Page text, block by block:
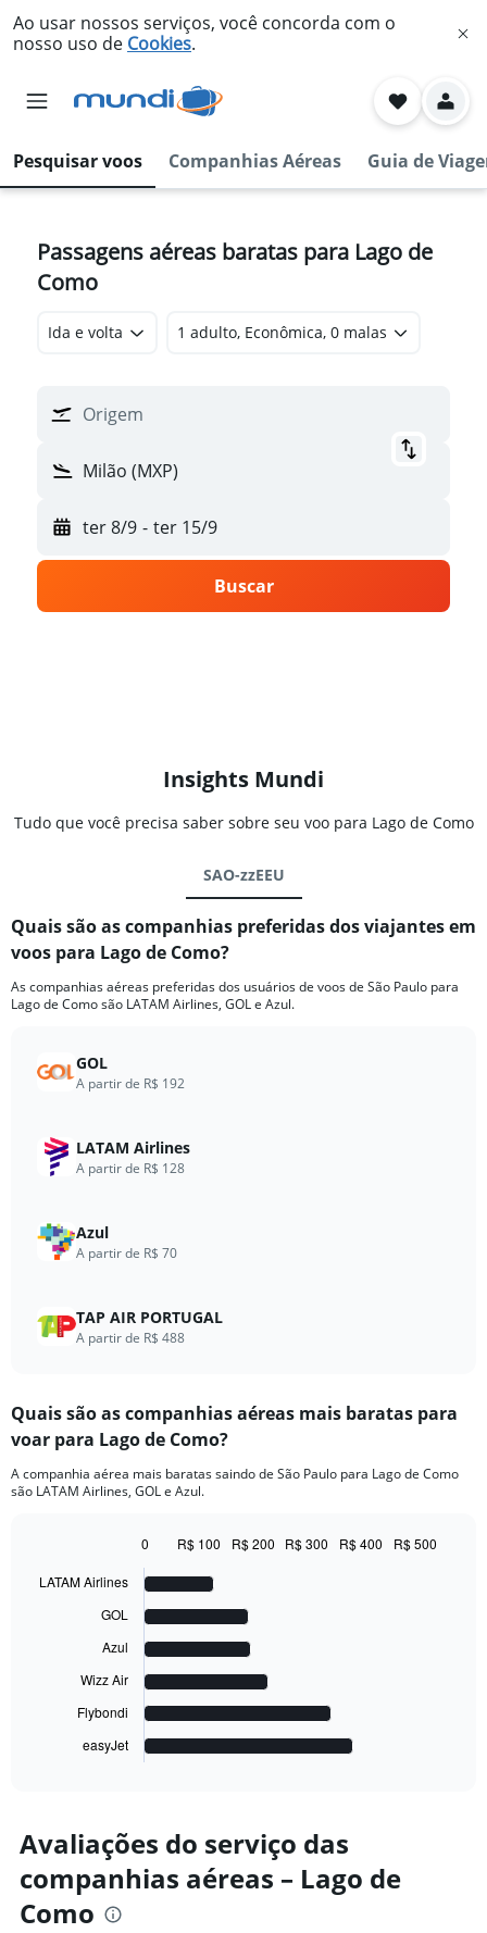
Ao usar nossos serviços, você concorda com o
nosso uso de Cookies.
Pesquisar voos Companhias Aéreas Guia de
Passagens aéreas baratas para Lago de
Como
Ida e volta 1 adulto, Econômica, 0 malas
Origem
Milão (MXP)
ter 8/9 - ter 15/9
Buscar
Insights Mundi
Tudo que você precisa saber sobre seu voo para Lago de Como
SAO-zzEEU
Quais são as companhias preferidas dos viajantes em
voos para Lago de Como?
As companhias aéreas preferidas dos usuários de voos de São Paulo para
Lago de Como são LATAM Airlines, GOL e Azul.
GOL
A partir de R$ 192
LATAM Airlines
A partir de R$ 128
Azul
A partir de R$ 70
TAP AIR PORTUGAL
A partir de R$ 488
Quais são as companhias aéreas mais baratas para
voar para Lago de Como?
A companhia aérea mais baratas saindo de São Paulo para Lago de Como
são LATAM Airlines, GOL e Azul.
chart
with
Range:
6
categories.
chart
graphic.
LATAM Airlines
GOL
Azul
Wizz Air
Flybondi
easyJet
0 R$ 100 R$ 200 R$ 300 R$ 400 R$ 500
Avaliações do serviço das
companhias aéreas – Lago de
Como